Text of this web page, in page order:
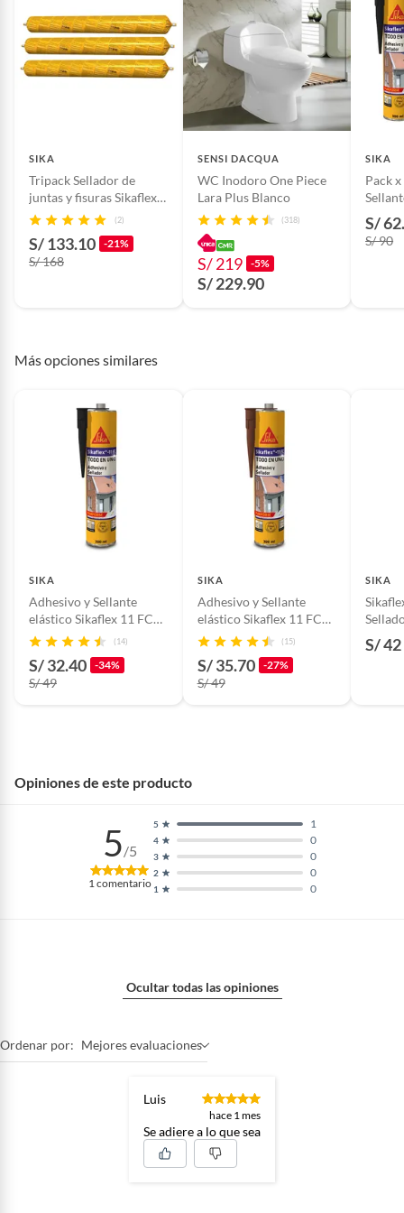
Motocicletas y bicicletas motorizadas.
Licores y cigarros electrónicos.
producto.
Condicion del
Nuevo
Modelo Sikaflex 11fc Purform
Secado final
70 minutos, curado total 24
horas
en el empaque
Garantía
3 Sikaflex 11FC Purform Gris
SIKA
Tripack Sellador de
juntas y fisuras Sikaflex
11FC Purform Gris
(2)
S/ 133.10 -21%
S/ 168
SENSI DACQUA
WC Inodoro One Piece
Lara Plus Blanco
(318)
S/ 219 -5%
S/ 229.90
SIKA
Pack
+
S/
S/ 90
Más opciones similares
SIKA
Adhesivo y Sellante
elástico Sikaflex 11 FC
Purform Negro 300ml
(14)
S/ 32.40 -34%
S/ 49
SIKA
Adhesivo y Sellante
elástico Sikaflex 11 FC
Purform Marron 300ml
(15)
S/ 35.70 -27%
S/ 49
SIKA
S/ 42
Opiniones de este producto
5/5
1comentario 1 0
2 0
3 0
4 0
5 1
Ocultar todas las opiniones
Ordenar por: Mejores evaluaciones
Luis
hace 1 mes
Se adiere a lo que sea